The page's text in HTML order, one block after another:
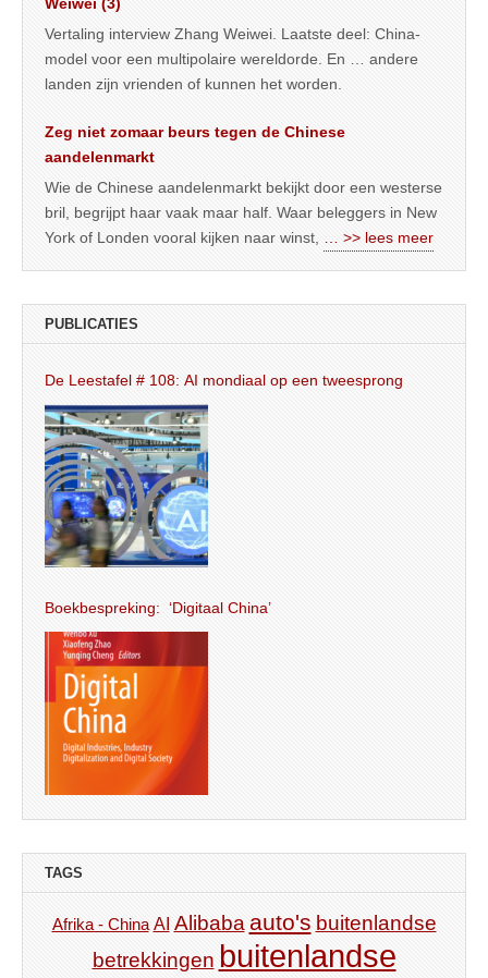
Vertaling interview Zhang Weiwei. Laatste deel: China-
model voor een multipolaire wereldorde. En … andere
landen zijn vrienden of kunnen het worden.
Zeg niet zomaar beurs tegen de Chinese
aandelenmarkt
Wie de Chinese aandelenmarkt bekijkt door een westerse
bril, begrijpt haar vaak maar half. Waar beleggers in New
York of Londen vooral kijken naar winst,
… >> lees meer
PUBLICATIES
De Leestafel # 108: AI mondiaal op een tweesprong
Boekbespreking: ‘Digitaal China’
TAGS
Afrika - China AI Alibaba auto's buitenlandse
betrekkingen buitenlandse